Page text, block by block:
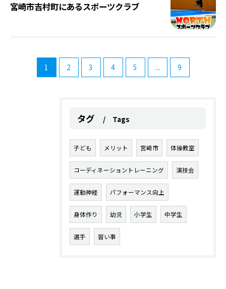
宮崎市吉村町にあるスポーツクラブ
1 2 3 4 5 ... 9
タグ Tags
子ども メリット 宮崎市 体操教室
コーディネーショントレーニング 演技会
運動神経 パフォーマンス向上
身体作り 幼児 小学生 中学生
選手 習い事